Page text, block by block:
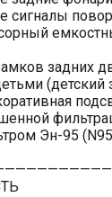
сигналы
задних
(детский
Эн-95